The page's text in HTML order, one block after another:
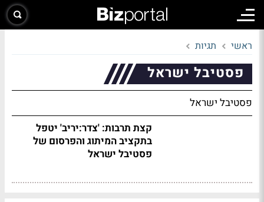
ראשי תגיות
פסטיבל ישראל
פסטיבל ישראל
קצת תרבות: 'צדר:יריב' יטפל
בתקציב המיתוג והפרסום של
פסטיבל ישראל